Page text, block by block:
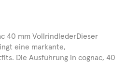
40 mm VollrindlederDieser
eine markante,
Die Ausführung in cognac, 40